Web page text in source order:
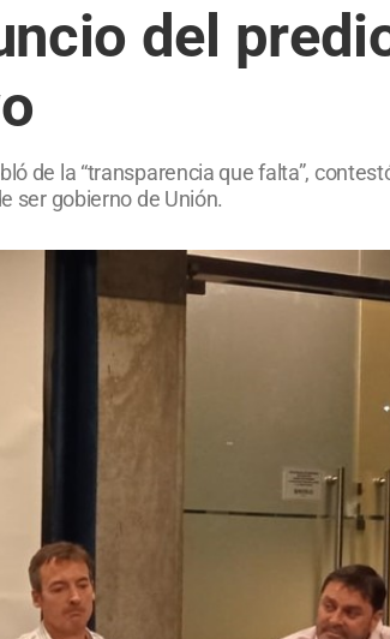
del
de la “transparencia que falta”,
ser gobierno de Unión.